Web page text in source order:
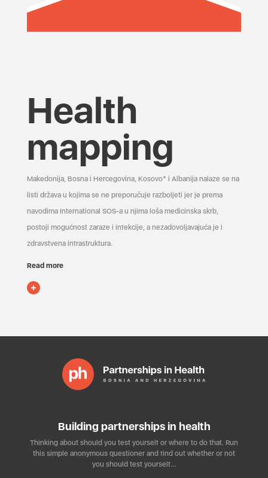
Health
mapping
Makedonija, Bosna i Hercegovina, Kosovo* i Albanija nalaze se na
listi država u kojima se ne preporučuje razboljeti jer je prema
navodima International SOS-a u njima loša medicinska skrb,
postoji mogućnost zaraze i infekcije, a nezadovoljavajuća je i
zdravstvena infrastruktura.
Read more
Building partnerships in health
Thinking about should you test yourself or where to do that. Run
this simple anonymous questioner and find out whether or not
you should test yourself…